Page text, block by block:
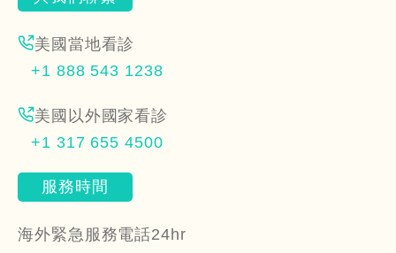
美國當地看診
+1 888 543 1238
美國以外國家看診
+1 317 655 4500
海外緊急服務電話24hr